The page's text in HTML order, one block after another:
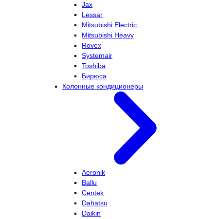
Jax
Lessar
Mitsubishi Electric
Mitsubishi Heavy
Rovex
Systemair
Toshiba
Бирюса
Колонные кондиционеры
Aeronik
Ballu
Centek
Dahatsu
Daikin